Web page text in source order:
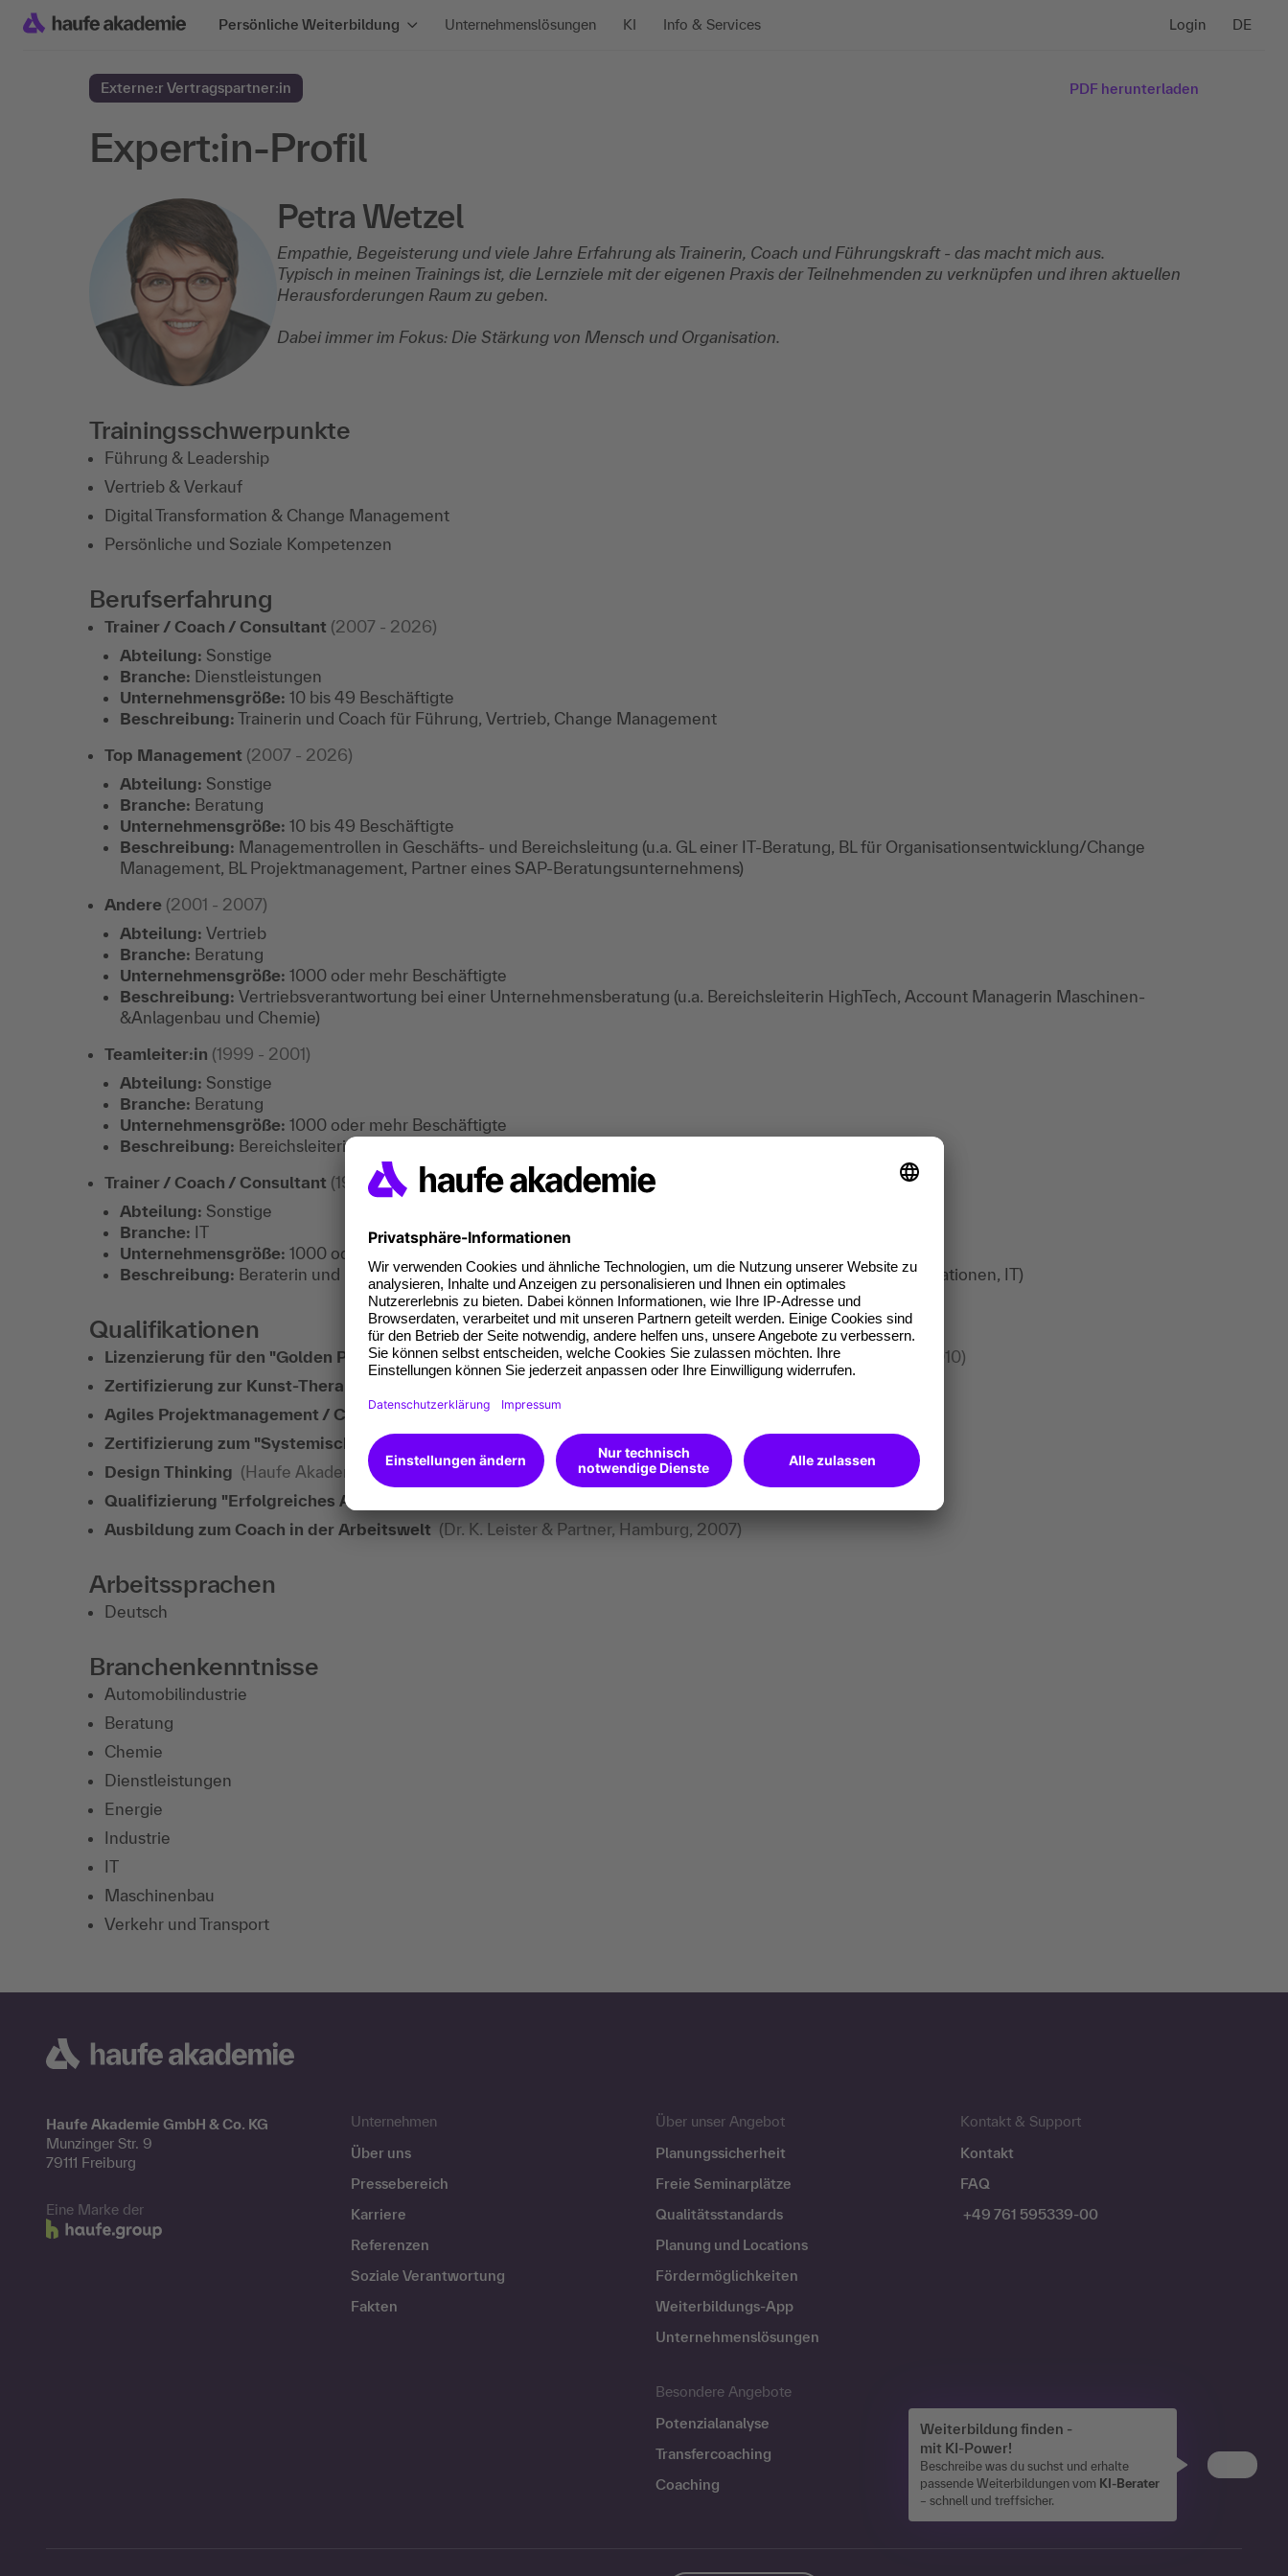
Persönliche Weiterbildung Unternehmenslösungen KI Info & Services Login DE
Externe:r Vertragspartner:in PDF herunterladen
Expert:in-Profil
Petra Wetzel
Empathie, Begeisterung und viele Jahre Erfahrung als Trainerin, Coach und Führungskraft - das macht mich aus.
Typisch in meinen Trainings ist, die Lernziele mit der eigenen Praxis der Teilnehmenden zu verknüpfen und ihren aktuellen
Herausforderungen Raum zu geben.
Dabei immer im Fokus: Die Stärkung von Mensch und Organisation.
Trainingsschwerpunkte
Führung & Leadership
Vertrieb & Verkauf
Digital Transformation & Change Management
Persönliche und Soziale Kompetenzen
Berufserfahrung
Trainer / Coach / Consultant (2007 - 2026)
Abteilung: Sonstige
Branche: Dienstleistungen
Unternehmensgröße: 10 bis 49 Beschäftigte
Beschreibung: Trainerin und Coach für Führung, Vertrieb, Change Management
Top Management (2007 - 2026)
Abteilung: Sonstige
Branche: Beratung
Unternehmensgröße: 10 bis 49 Beschäftigte
Beschreibung: Managementrollen in Geschäfts- und Bereichsleitung (u.a. GL einer IT-Beratung, BL für Organisationsentwicklung/Change
Management, BL Projektmanagement, Partner eines SAP-Beratungsunternehmens)
Andere (2001 - 2007)
Abteilung: Vertrieb
Branche: Beratung
Unternehmensgröße: 1000 oder mehr Beschäftigte
Beschreibung: Vertriebsverantwortung bei einer Unternehmensberatung (u.a. Bereichsleiterin HighTech, Account Managerin Maschinen-
&Anlagenbau und Chemie)
Teamleiter:in (1999 - 2001)
Abteilung: Sonstige
Branche: Beratung
Unternehmensgröße: 1000 oder mehr Beschäftigte
Beschreibung: Bereichsleiterin für SAP-Beratung Controlling/BI)
Trainer / Coach / Consultant (1990 - 1999)
Abteilung: Sonstige
Branche: IT
Unternehmensgröße: 1000 oder mehr Beschäftigte
Beschreibung: Beraterin und Projektleiterin für komplexe Veränderungen in Unternehmen (Prozesse, Organisationen, IT)
Qualifikationen
Lizenzierung für den "Golden Profiler of Personality" (Future Systems Consulting/Hogrefe, R. Blank; Basel, 2010)
Zertifizierung zur Kunst-Therapeutin agk
Agiles Projektmanagement / Certified ScrumMaster®(WIBAS, Darmstadt, 2015)
Zertifizierung zum "Systemischen Projektmanagement-Lehr-Coach"
( FHDW Paderborn, 2012)
Design Thinking (Haufe Akademie, Freiburg, 2016)
Qualifizierung "Erfolgreiches Account Management"
Ausbildung zum Coach in der Arbeitswelt (Dr. K. Leister & Partner, Hamburg, 2007)
Arbeitssprachen
Deutsch
Branchenkenntnisse
Automobilindustrie
Beratung
Chemie
Dienstleistungen
Energie
Industrie
IT
Maschinenbau
Verkehr und Transport
Haufe Akademie GmbH & Co. KG
Munzinger Str. 9
79111 Freiburg
Eine Marke der
Unternehmen
Über uns
Pressebereich
Karriere
Referenzen
Soziale Verantwortung
Fakten
Über unser Angebot
Planungssicherheit
Freie Seminarplätze
Qualitätsstandards
Planung und Locations
Fördermöglichkeiten
Weiterbildungs-App
Unternehmenslösungen
Besondere Angebote
Potenzialanalyse
Transfercoaching
Coaching
Kontakt & Support
Kontakt
FAQ
+49 761 595339-00
Weiterbildung finden -
mit KI-Power!
Beschreibe was du suchst und erhalte
passende Weiterbildungen vom KI-Berater
– schnell und treffsicher.